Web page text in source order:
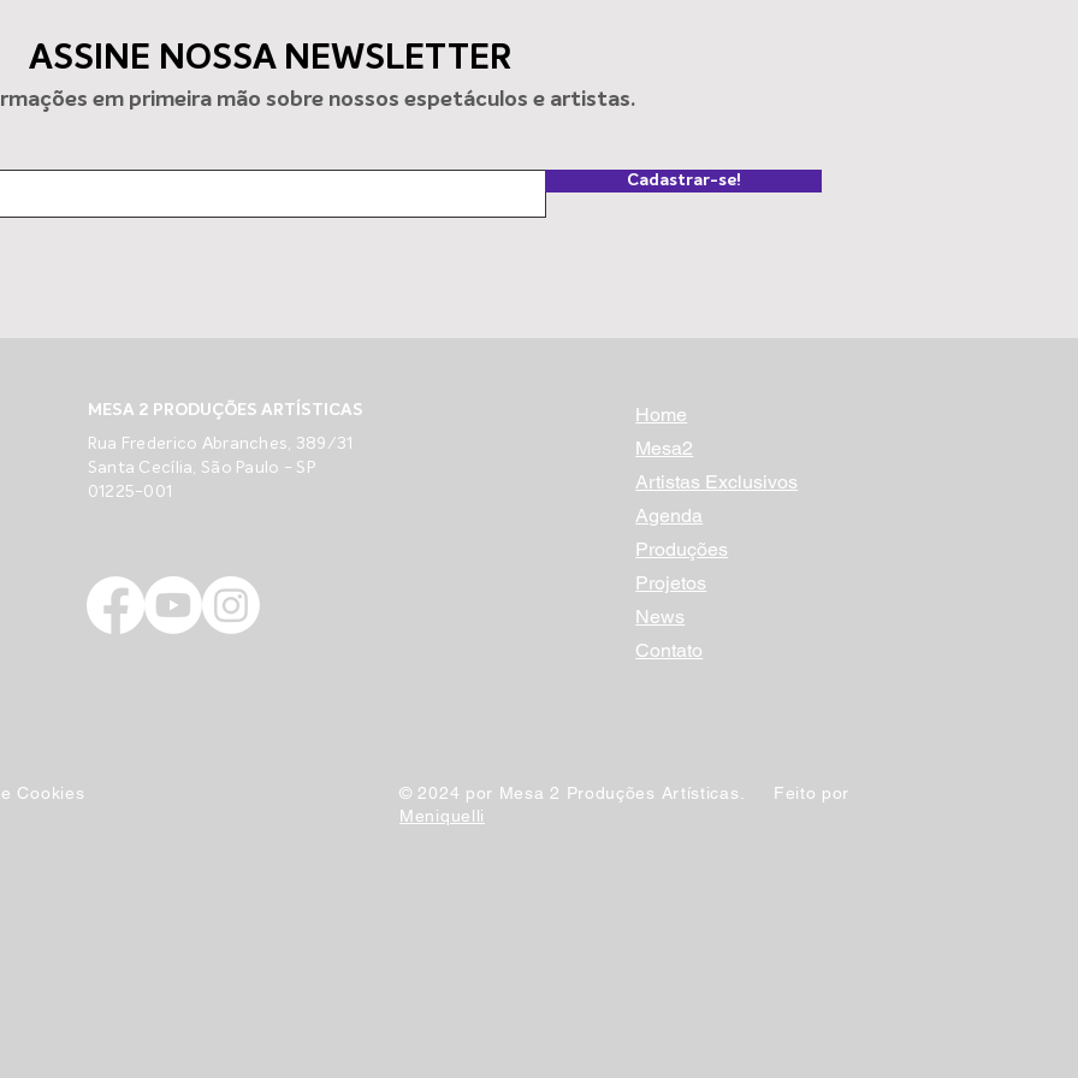
ASSINE NOSSA NEWSLETTER
em primeira mão sobre nossos espetáculos e artistas.
Cadastrar-se!
MESA 2 PRODUÇÕES ARTÍSTICAS
Rua Frederico Abranches, 389/31
Santa Cecília, São Paulo - SP
01225-001
Home
Mesa2
Artistas Exclusivos
Agenda
Produções
Projetos
News
Contato
Cookies
© 2024 por Mesa 2 Produções Artísticas. Feito por
Meniquelli